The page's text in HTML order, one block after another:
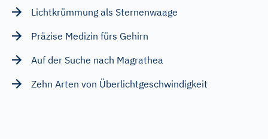
Lichtkrümmung als Sternenwaage
Präzise Medizin fürs Gehirn
Auf der Suche nach Magrathea
Zehn Arten von Überlichtgeschwindigkeit